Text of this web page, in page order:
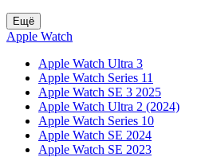
Ещё
Apple Watch
Apple Watch Ultra 3
Apple Watch Series 11
Apple Watch SE 3 2025
Apple Watch Ultra 2 (2024)
Apple Watch Series 10
Apple Watch SE 2024
Apple Watch SE 2023